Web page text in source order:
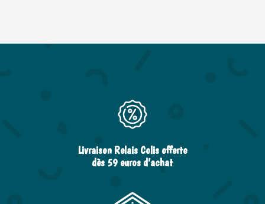
Livraison Relais Colis offerte
dès 59 euros d’achat